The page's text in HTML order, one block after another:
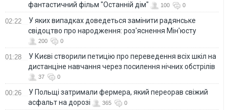
фантастичний фільм "Останній дім"
100 0
02:22
У яких випадках доведеться замінити радянське
свідоцтво про народження: роз'яснення Мін'юсту
200 0
01:28
У Києві створили петицію про переведення всіх шкіл на
дистанціне навчання через посилення нічних обстрілів
37 0
00:26
У Польщі затримали фермера, який переорав свіжий
асфальт на дорозі
365 0